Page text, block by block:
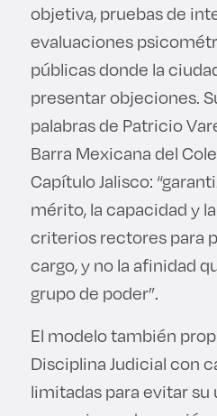
objetiva, pruebas de
evaluaciones
públicas donde la
presentar objeciones.
palabras de Patricio
Barra Mexicana del
Capítulo Jalisco:
mérito, la capacidad y
criterios rectores para
cargo, y no la afinidad
grupo de poder”.
El modelo también
Disciplina Judicial con
limitadas para evitar su